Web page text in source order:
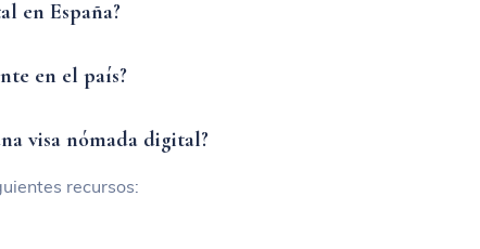
en España?
en el país?
visa nómada digital?
recursos: